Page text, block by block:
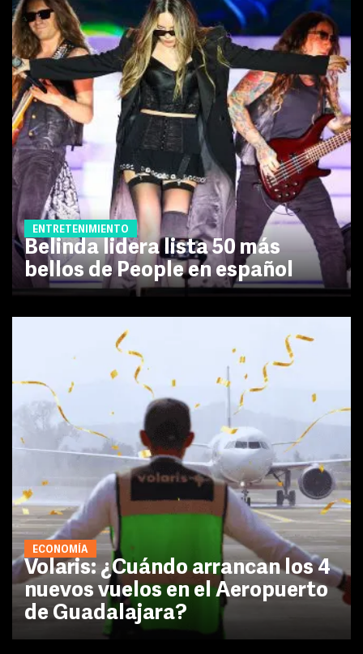
ENTRETENIMIENTO
Belinda lidera lista 50 más
bellos de People en español
ECONOMÍA
Volaris: ¿Cuándo arrancan los 4
nuevos vuelos en el Aeropuerto
de Guadalajara?